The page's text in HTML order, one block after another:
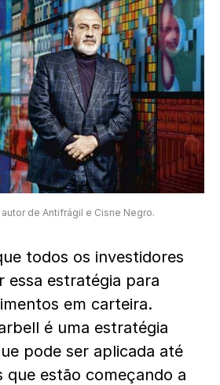
de Antifrágil e Cisne Negro.
todos os investidores
essa estratégia para
em carteira.
é uma estratégia
pode ser aplicada até
que estão começando a